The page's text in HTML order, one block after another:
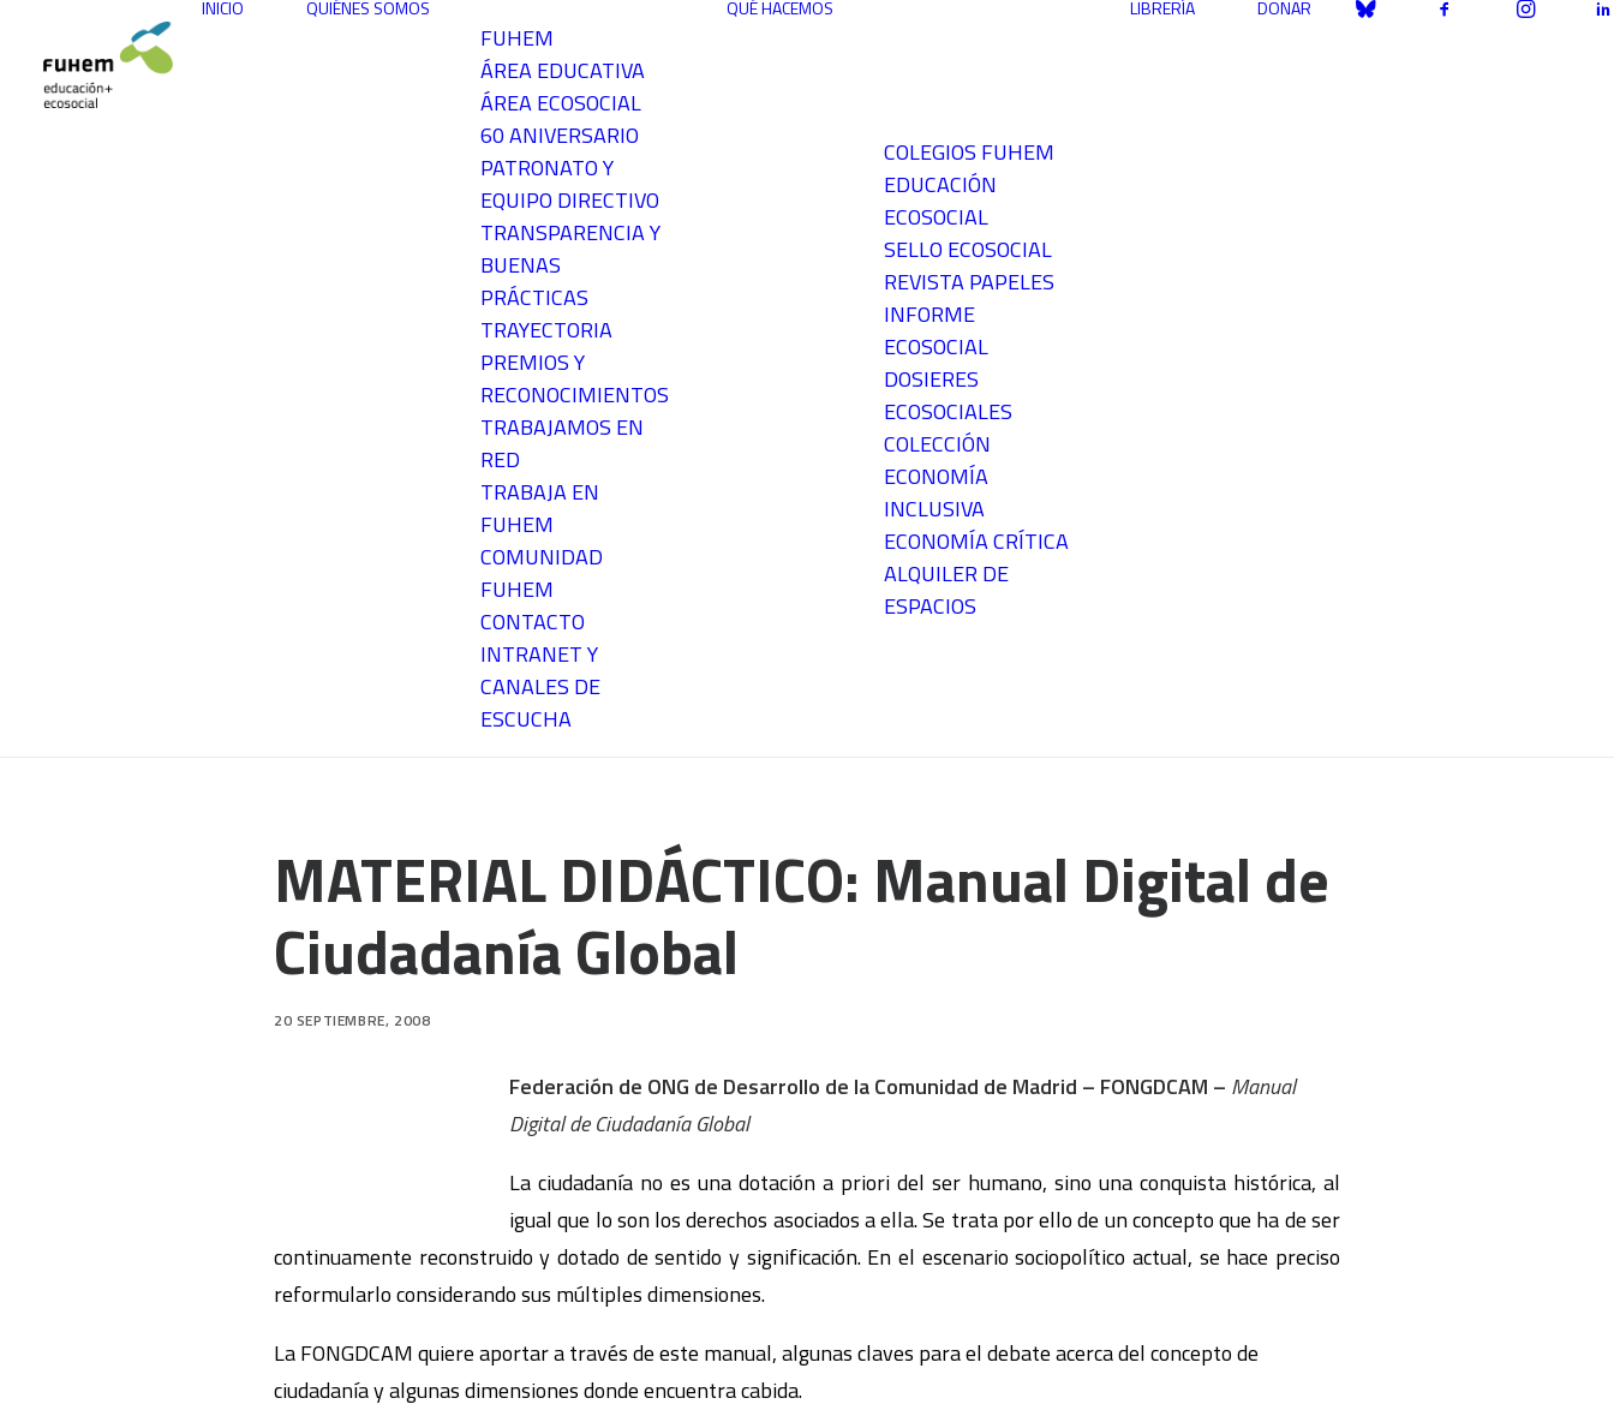
INICIO QUIÉNES SOMOS
FUHEM
ÁREA EDUCATIVA
ÁREA ECOSOCIAL
60 ANIVERSARIO
PATRONATO Y
EQUIPO DIRECTIVO
TRANSPARENCIA Y
BUENAS
PRÁCTICAS
TRAYECTORIA
PREMIOS Y
RECONOCIMIENTOS
TRABAJAMOS EN
RED
TRABAJA EN
FUHEM
COMUNIDAD
FUHEM
CONTACTO
INTRANET Y
CANALES DE
ESCUCHA
QUÉ HACEMOS
COLEGIOS FUHEM
EDUCACIÓN
ECOSOCIAL
SELLO ECOSOCIAL
REVISTA PAPELES
INFORME
ECOSOCIAL
DOSIERES
ECOSOCIALES
COLECCIÓN
ECONOMÍA
INCLUSIVA
ECONOMÍA CRÍTICA
ALQUILER DE
ESPACIOS
LIBRERÍA DONAR
MATERIAL DIDÁCTICO: Manual Digital de
Ciudadanía Global
20 SEPTIEMBRE, 2008
Federación de ONG de Desarrollo de la Comunidad de Madrid – FONGDCAM – Manual
Digital de Ciudadanía Global
La ciudadanía no es una dotación a priori del ser humano, sino una conquista histórica, al
igual que lo son los derechos asociados a ella. Se trata por ello de un concepto que ha de ser
continuamente reconstruido y dotado de sentido y significación. En el escenario sociopolítico actual, se hace preciso
reformularlo considerando sus múltiples dimensiones.
La FONGDCAM quiere aportar a través de este manual, algunas claves para el debate acerca del concepto de
ciudadanía y algunas dimensiones donde encuentra cabida.